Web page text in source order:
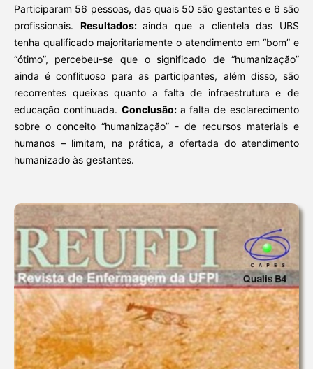
Participaram 56 pessoas, das quais 50 são gestantes e 6 são
profissionais. Resultados:ainda que a clientela das UBS
tenha qualificado majoritariamente o atendimento em “bom” e
“ótimo”, percebeu-se que o significado de “humanização”
ainda é conflituoso para as participantes, além disso, são
recorrentes queixas quanto a falta de infraestrutura e de
educação continuada. Conclusão: a falta de esclarecimento
sobre o conceito “humanização” - de recursos materiais e
humanos – limitam, na prática, a ofertada do atendimento
humanizado às gestantes.